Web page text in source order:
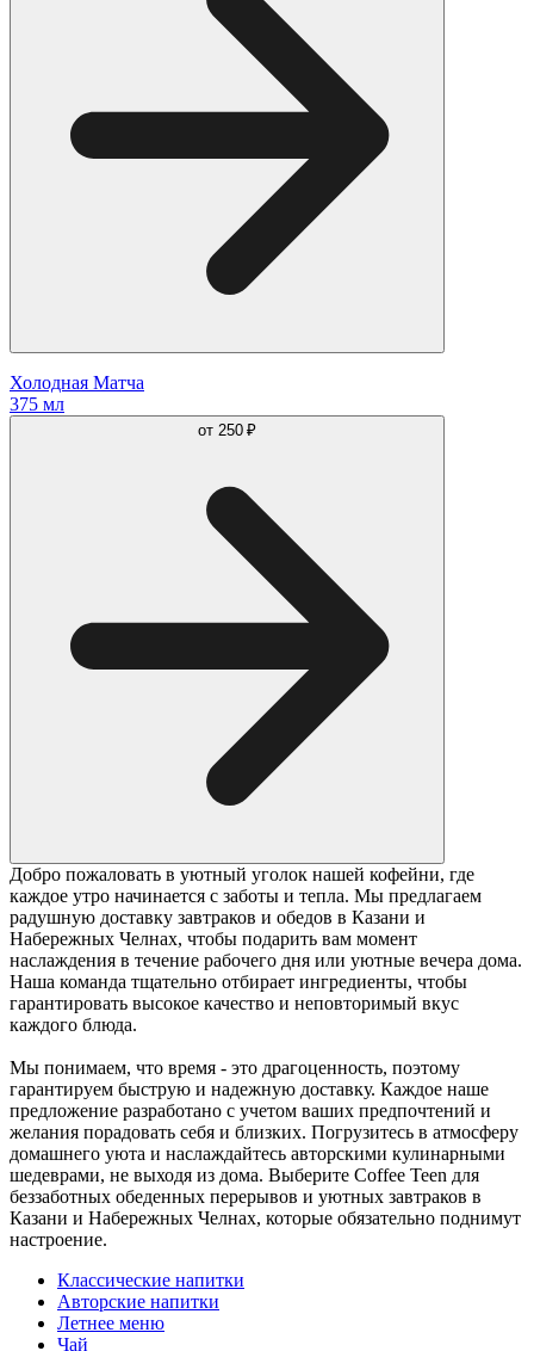
Холодная Матча
375 мл
от 250 ₽
Добро пожаловать в уютный уголок нашей кофейни, где
каждое утро начинается с заботы и тепла. Мы предлагаем
радушную доставку завтраков и обедов в Казани и
Набережных Челнах, чтобы подарить вам момент
наслаждения в течение рабочего дня или уютные вечера дома.
Наша команда тщательно отбирает ингредиенты, чтобы
гарантировать высокое качество и неповторимый вкус
каждого блюда.
Мы понимаем, что время - это драгоценность, поэтому
гарантируем быструю и надежную доставку. Каждое наше
предложение разработано с учетом ваших предпочтений и
желания порадовать себя и близких. Погрузитесь в атмосферу
домашнего уюта и наслаждайтесь авторскими кулинарными
шедеврами, не выходя из дома. Выберите Coffee Teen для
беззаботных обеденных перерывов и уютных завтраков в
Казани и Набережных Челнах, которые обязательно поднимут
настроение.
Классические напитки
Авторские напитки
Летнее меню
Чай